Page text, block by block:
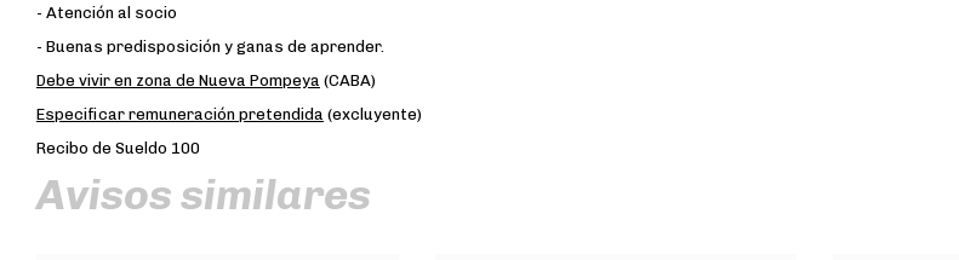
- Atención al socio
- Buenas predisposición y ganas de aprender.
Debe vivir en zona de Nueva Pompeya (CABA)
Especificar remuneración pretendida (excluyente)
Recibo de Sueldo 100
Avisos similares